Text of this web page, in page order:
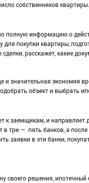
собственников квартиры.
полную информацию о
покупки квартиры,
расскажет, какие
значительная экономия
объект и выбрать
заемщикам, и направляет
— пять банков, а после
заявки в эти банки,
своего решения,